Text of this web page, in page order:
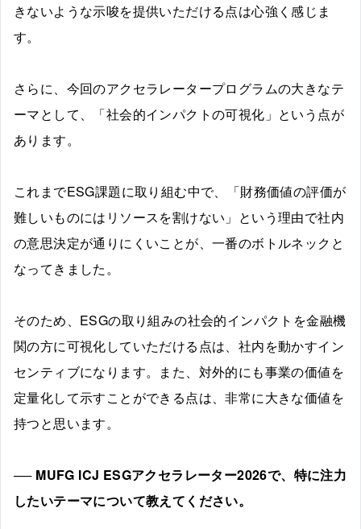
きないような示唆を提供いただける点は心強く感じま
す。
さらに、今回のアクセラレータープログラムの大きなテ
ーマとして、「社会的インパクトの可視化」という点が
あります。
これまでESG課題に取り組む中で、「財務価値の評価が
難しいものにはリソースを割けない」という理由で社内
の意思決定が通りにくいことが、一番のボトルネックと
なってきました。
そのため、ESGの取り組みの社会的インパクトを金融機
関の方に可視化していただける点は、社内を動かすイン
センティブになります。また、対外的にも事業の価値を
定量化して示すことができる点は、非常に大きな価値を
持つと思います。
── MUFG ICJ ESGアクセラレーター2026で、特に注力
したいテーマについて教えてください。